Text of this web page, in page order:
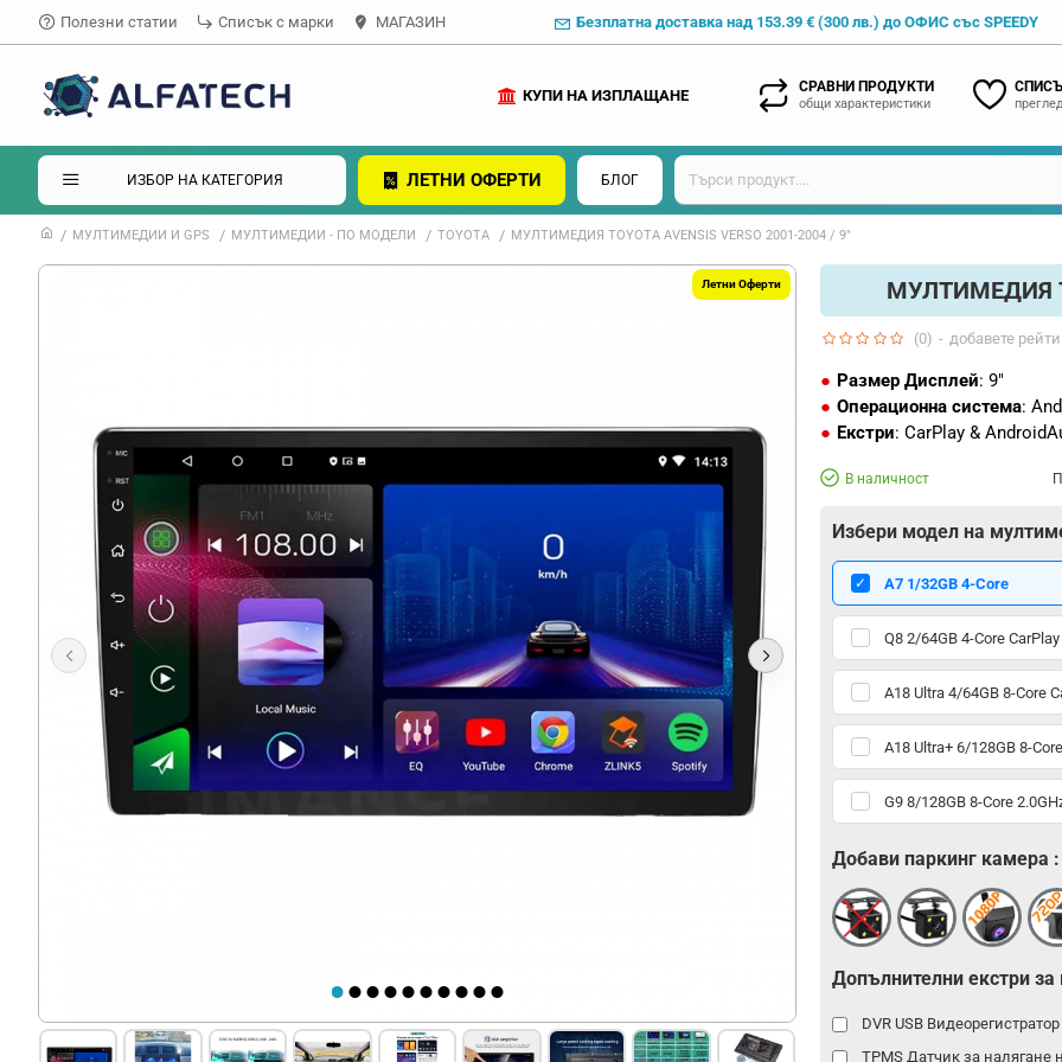
Полезни статии Списък с марки МАГАЗИН Безплатна доставка над 153.39 € (300 лв.) до ОФИС със SPEEDY
СРАВНИ ПРОДУКТИ
общи характеристики
КУПИ НА ИЗПЛАЩАНЕ
ИЗБОР НА КАТЕГОРИЯ ЛЕТНИ ОФЕРТИ БЛОГ
МУЛТИМЕДИИ И GPS МУЛТИМЕДИИ - ПО МОДЕЛИ TOYOTA МУЛТИМЕДИЯ TOYOTA AVENSIS VERSO 2001-2004 / 9"
Летни Оферти МУЛТИМЕДИЯ
Размер Дисплей: 9"
Операционна система:
Екстри: CarPlay &
В наличност
(0) - добавете
Избери модел на
А7 1/32GB 4-Core
Q8 2/64GB 4-Core CarPlay
A18 Ultra 4/64GB 8-Core
A18 Ultra+ 6/128GB 8-
G9 8/128GB 8-Core
Добави паркинг камера :
Допълнителни екстри
DVR USB Видеорегистратор
TPMS Датчик за налягане